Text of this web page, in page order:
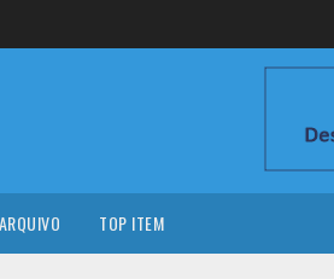
ARQUIVO TOP ITEM